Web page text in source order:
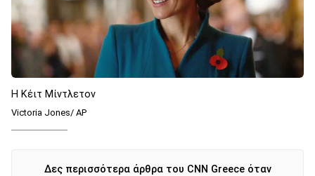
Η Κέιτ Μίντλετον
Victoria Jones/ AP
Δες περισσότερα άρθρα του CNN Greece όταν